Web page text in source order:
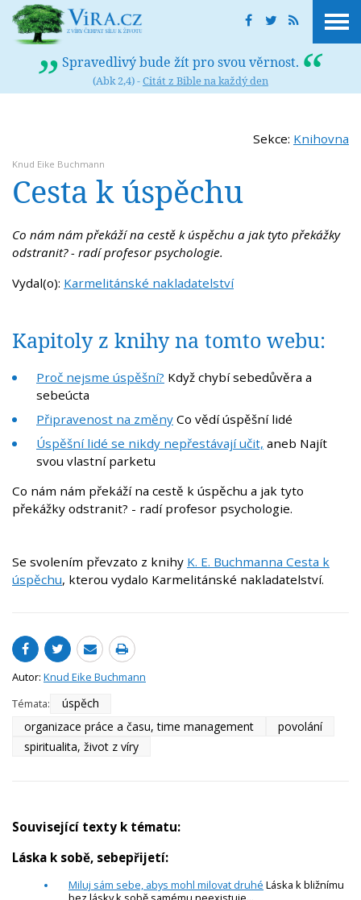
Spravedlivý bude žít pro svou věrnost.
(Abk 2,4) -Citát z Bible na každý den
Sekce: Knihovna
Knud Eike Buchmann
Cesta k úspěchu
Co nám nám překáží na cestě k úspěchu a jak tyto překážky
odstranit? - radí profesor psychologie.
Vydal(o): Karmelitánské nakladatelství
Kapitoly z knihy na tomto webu:
Proč nejsme úspěšní? Když chybí sebedůvěra a
sebeúcta
Připravenost na změny Co vědí úspěšní lidé
Úspěšní lidé se nikdy nepřestávají učit, aneb Najít
svou vlastní parketu
Co nám nám překáží na cestě k úspěchu a jak tyto
překážky odstranit? - radí profesor psychologie.
Se svolením převzato z knihy K. E. Buchmanna Cesta k
úspěchu, kterou vydalo Karmelitánské nakladatelství.
Autor: Knud Eike Buchmann
Témata:
úspěch
organizace práce a času, time management
povolání
spiritualita, život z víry
Související texty k tématu:
Láska k sobě, sebepřijetí:
Miluj sám sebe, abys mohl milovat druhé Láska k bližnímu